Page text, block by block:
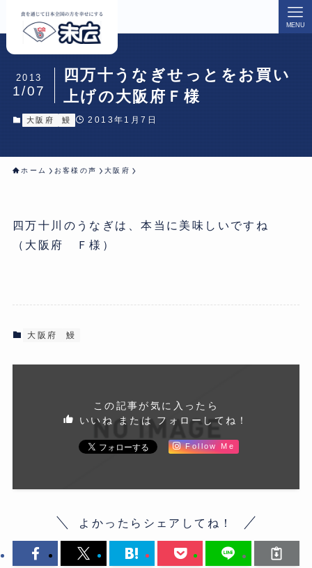
MENU
四万十うなぎせっとをお買い
上げの大阪府Ｆ様
2013
1/07
大阪府 鰻 2013年1月7日
ホーム お客様の声 大阪府
四万十川のうなぎは、本当に美味しいですね
（大阪府 Ｆ様）
大阪府 鰻
この記事が気に入ったら
いいね または フォローしてね！
Follow Me
よかったらシェアしてね！